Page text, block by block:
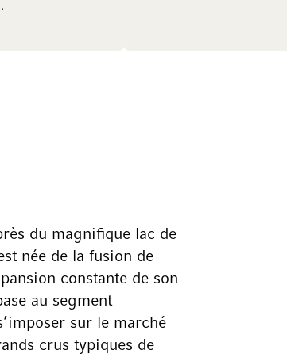
du magnifique lac de
née de la fusion de
constante de son
au segment
sur le marché
crus typiques de